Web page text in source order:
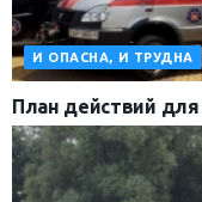
И ОПАСНА, И ТРУДНА
План действий